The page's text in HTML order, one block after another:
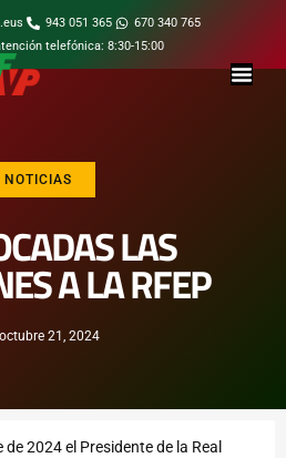
943 051 365
670 340 765
telefónica: 8:30-15:00
NOTICIAS
LAS
A LA RFEP
octubre 21, 2024
2024 el Presidente de la Real